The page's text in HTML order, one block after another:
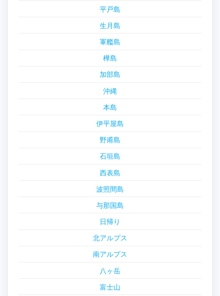
平戸島
生月島
軍艦島
樺島
加部島
沖縄
本島
伊平屋島
野甫島
石垣島
西表島
波照間島
与那国島
日帰り
北アルプス
南アルプス
八ヶ岳
富士山